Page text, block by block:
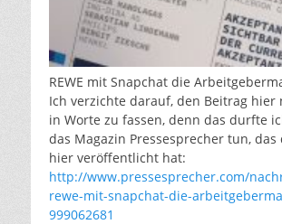
REWE mit Snapchat die
Ich verzichte darauf, den Beitrag hier
in Worte zu fassen, denn das durfte
das Magazin Pressesprecher tun, das
hier veröffentlicht hat:
http://www.pressesprecher.com/
rewe-mit-snapchat-die-
999062681